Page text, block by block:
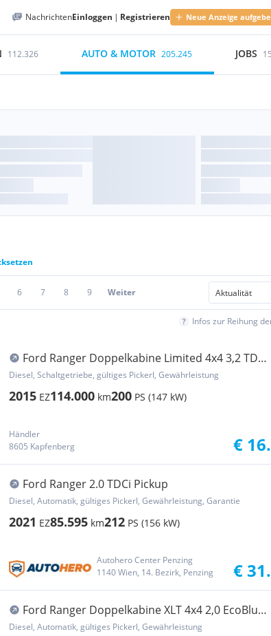
NachrichtenEinloggen | Registrieren Neue Anzeige
112.326 AUTO & MOTOR 205.245 JOBS
6 7 8 9 Weiter
Infos zur Reihung
Ford Ranger Doppelkabine Limited 4x4 3,2 TDCi
Pickup
Diesel, Schaltgetriebe, gültiges Pickerl, Gewährleistung
2015 EZ114.000 km200 PS (147 kW)
Händler
8605 Kapfenberg
€
Ford Ranger 2.0 TDCi Pickup
Diesel, Automatik, gültiges Pickerl, Gewährleistung, Garantie
2021 EZ85.595 km212 PS (156 kW)
Autohero Center Penzing
1140 Wien, 14. Bezirk, Penzing
€
Ford Ranger Doppelkabine XLT 4x4 2,0 EcoBlue
Aut. Pickup
Diesel, Automatik, gültiges Pickerl, Gewährleistung